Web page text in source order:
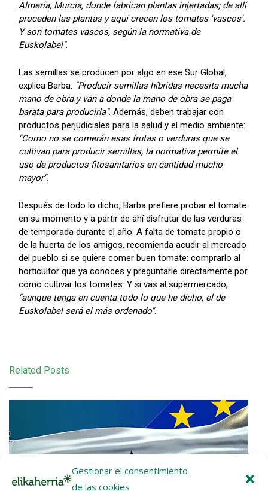
Gestionar el consentimiento
de las cookies
Almería, Murcia, donde fabrican plantas injertadas; de allí
proceden las plantas y aquí crecen los tomates 'vascos'.
Y son tomates vascos, según la normativa de
Euskolabel".
Las semillas se producen por algo en ese Sur Global,
explica Barba: "Producir semillas híbridas necesita mucha
mano de obra y van a donde la mano de obra se paga
barata para producirla". Además, deben trabajar con
productos perjudiciales para la salud y el medio ambiente:
"Como no se comerán esas frutas o verduras que se
cultivan para producir semillas, la normativa permite el
uso de productos fitosanitarios en cantidad mucho
mayor".
Después de todo lo dicho, Barba prefiere probar el tomate
en su momento y a partir de ahí disfrutar de las verduras
de temporada durante el año. A falta de tomate propio o
de la huerta de los amigos, recomienda acudir al mercado
del pueblo si se quiere comer buen tomate: comprarlo al
horticultor que ya conoces y preguntarle directamente por
cómo cultivar los tomates. Y si vas al supermercado,
"aunque tenga en cuenta todo lo que he dicho, el de
Euskolabel será el más ordenado".
Related Posts